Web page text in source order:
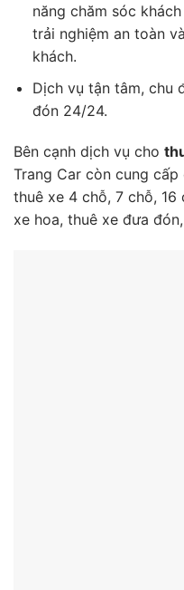
năng chăm sóc
trải nghiệm an toàn
khách.
Dịch vụ tận tâm, chu
đón 24/24.
Bên cạnh dịch vụ cho
Trang Car còn cung
thuê xe 4 chỗ, 7 chỗ,
xe hoa, thuê xe đưa